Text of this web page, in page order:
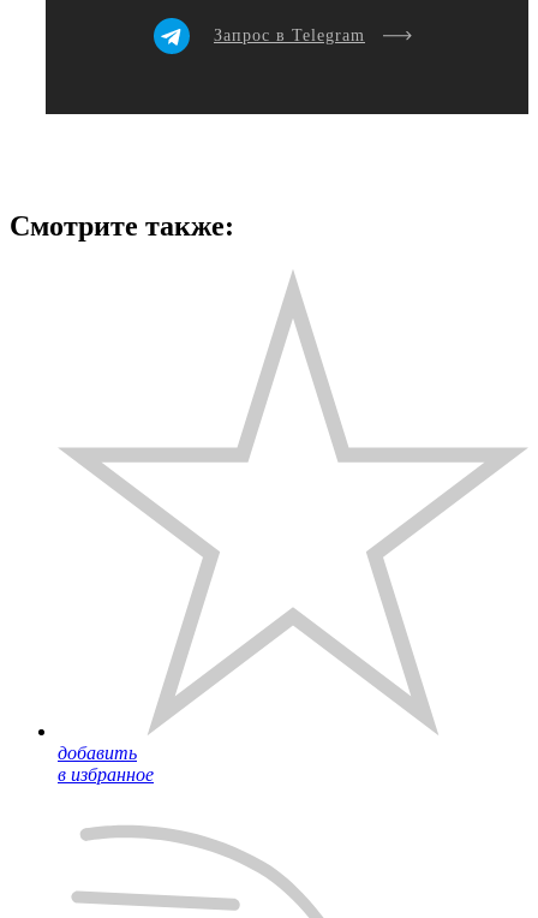
Запрос в Telegram
Смотрите также:
добавить
в избранное